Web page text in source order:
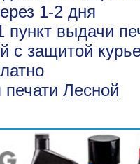
1-2 дня
выдачи
с защитой
печати Лесной